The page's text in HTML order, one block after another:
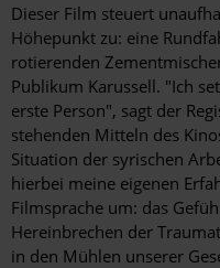
Dieser Film steuert
Höhepunkt zu: eine
rotierenden
Publikum Karussell. "Ich
erste Person", sagt der
stehenden Mitteln des
Situation der syrischen
hierbei meine eigenen
Filmsprache um: das
Hereinbrechen der
in den Mühlen unserer